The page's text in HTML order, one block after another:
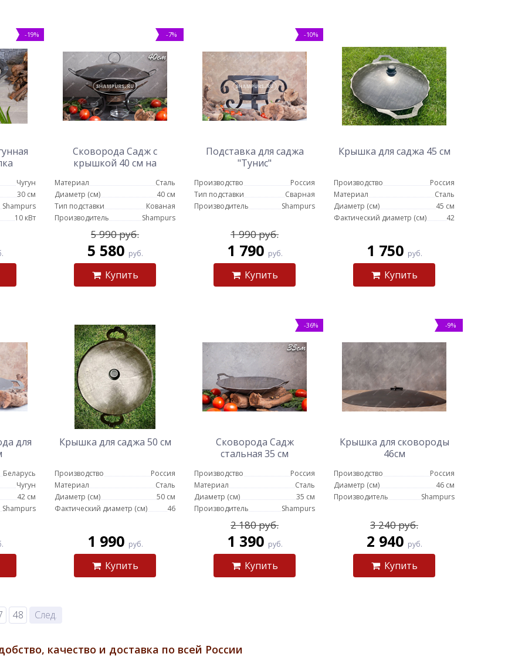
ХИТ
Премиум - 6
8 950 руб.
-16%
4 050 руб.
-19%
Чугун
30 см
Shampurs
10 кВт
-7%
Сковорода Садж с
крышкой 40 см на
для соуса
Материал
Сталь
Диаметр (см)
40 см
Тип подставки
Кованая
Производитель
Shampurs
5 990 руб.
5 580 руб.
Купить
-10%
Подставка для саджа
"Тунис"
Производство
Россия
Тип подставки
Сварная
Производитель
Shampurs
1 990 руб.
1 790 руб.
Купить
Крышка для саджа 45 см
Производство
Россия
Материал
Сталь
Диаметр (см)
45 см
Фактический диаметр (см)
42
1 750 руб.
Купить
для
Беларусь
Чугун
42 см
Shampurs
Крышка для саджа 50 см
Производство
Россия
Материал
Сталь
Диаметр (см)
50 см
Фактический диаметр (см)
46
1 990 руб.
Купить
-36%
Сковорода Садж
стальная 35 см
Производство
Россия
Материал
Сталь
Диаметр (см)
35 см
Производитель
Shampurs
2 180 руб.
1 390 руб.
Купить
-9%
Крышка для сковороды
46см
Производство
Россия
Диаметр (см)
46 см
Производитель
Shampurs
3 240 руб.
2 940 руб.
Купить
48 След.
качество и доставка по всей России